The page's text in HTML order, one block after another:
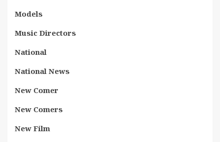
Models
Music Directors
National
National News
New Comer
New Comers
New Film